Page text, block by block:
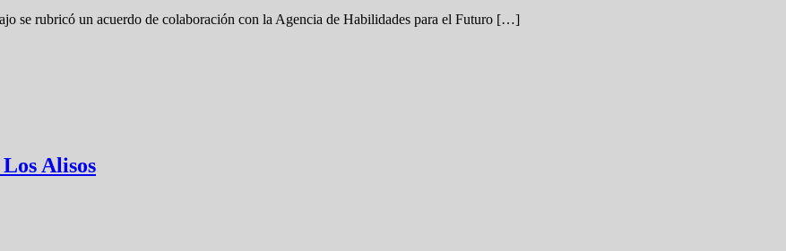
se rubricó un acuerdo de colaboración con la Agencia de Habilidades para el Futuro […]
Alisos